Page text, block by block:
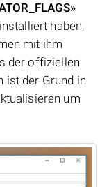
haben,
mit ihm
der offiziellen
ist der Grund in
um